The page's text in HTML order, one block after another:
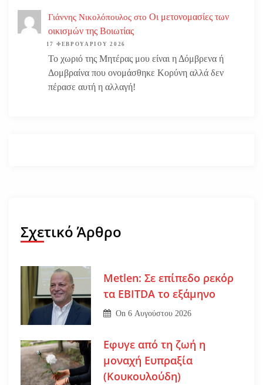
Γιάννης Νικολόπουλος στο Οι μετονομασίες των
οικισμών της Βοιωτίας
17 ΦΕΒΡΟΥΑΡΊΟΥ 2026
Το χωριό της Μητέρας μου είναι η Δόμβρενα ή
Δομβραίνα που ονομάσθηκε Κορύνη αλλά δεν
πέρασε αυτή η αλλαγή!
Σχετικό Άρθρο
Metlen: Σε επίπεδο ρεκόρ
τα EBITDA το εξάμηνο
On6 Αυγούστου 2026
Εφυγε από τη ζωή η
μοναχή Ευπραξία
(Κουκουλούδη)